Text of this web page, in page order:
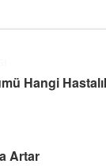
Hangi
Artar